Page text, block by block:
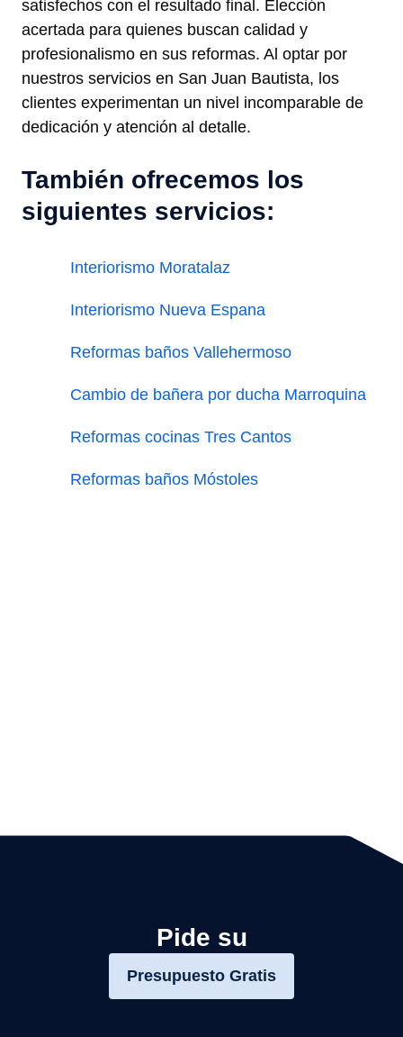
satisfechos con el resultado final. Elección
acertada para quienes buscan calidad y
profesionalismo en sus reformas. Al optar por
nuestros servicios en San Juan Bautista, los
clientes experimentan un nivel incomparable de
dedicación y atención al detalle.
También ofrecemos los
siguientes servicios:
Interiorismo Moratalaz
Interiorismo Nueva Espana
Reformas baños Vallehermoso
Cambio de bañera por ducha Marroquina
Reformas cocinas Tres Cantos
Reformas baños Móstoles
Pide su
Presupuesto Gratis